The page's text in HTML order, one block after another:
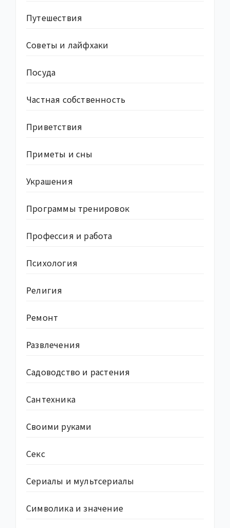
Путешествия
Советы и лайфхаки
Посуда
Частная собственность
Приветствия
Приметы и сны
Украшения
Программы тренировок
Профессия и работа
Психология
Религия
Ремонт
Развлечения
Садоводство и растения
Сантехника
Своими руками
Секс
Сериалы и мультсериалы
Символика и значение